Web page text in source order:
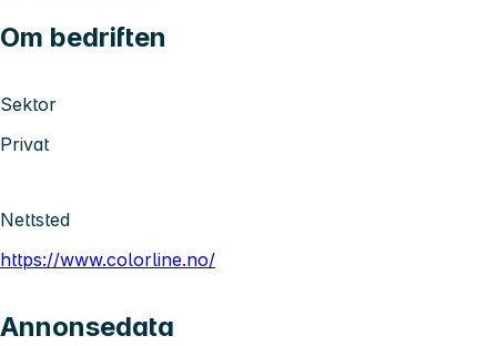
Om bedriften
Sektor
Privat
Nettsted
https://www.colorline.no/
Annonsedata